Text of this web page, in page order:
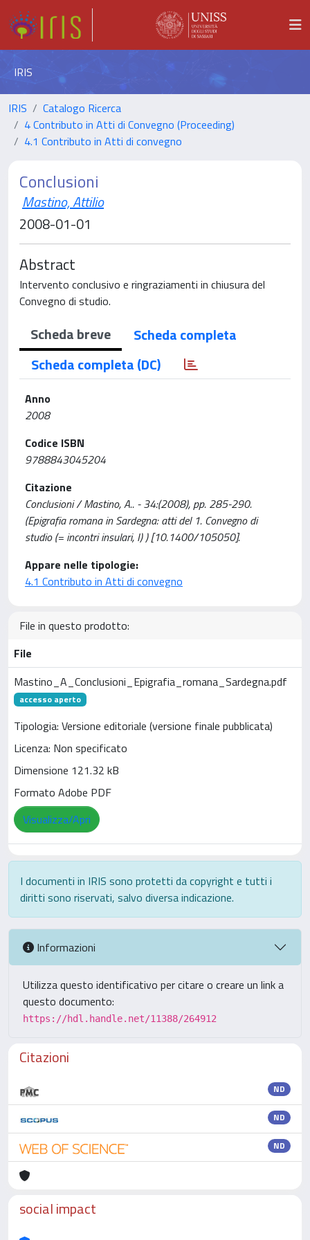
IRIS
IRIS
Catalogo Ricerca
4 Contributo in Atti di Convegno (Proceeding)
4.1 Contributo in Atti di convegno
Conclusioni
Mastino, Attilio
2008-01-01
Abstract
Intervento conclusivo e ringraziamenti in chiusura del
Convegno di studio.
Scheda breve
Scheda completa
Scheda completa (DC)
Anno
2008
Codice ISBN
9788843045204
Citazione
Conclusioni / Mastino, A.. - 34:(2008), pp. 285-290.
(Epigrafia romana in Sardegna: atti del 1. Convegno di
studio (= incontri insulari, I) ) [10.1400/105050].
Appare nelle tipologie:
4.1 Contributo in Atti di convegno
File in questo prodotto:
File
Mastino_A_Conclusioni_Epigrafia_romana_Sardegna.pdf
accesso aperto
Tipologia: Versione editoriale (versione finale pubblicata)
Licenza: Non specificato
Dimensione 121.32 kB
Formato Adobe PDF
Visualizza/Apri
I documenti in IRIS sono protetti da copyright e tutti i
diritti sono riservati, salvo diversa indicazione.
Informazioni
Utilizza questo identificativo per citare o creare un link a
questo documento:
https://hdl.handle.net/11388/264912
Citazioni
ND
ND
ND
social impact